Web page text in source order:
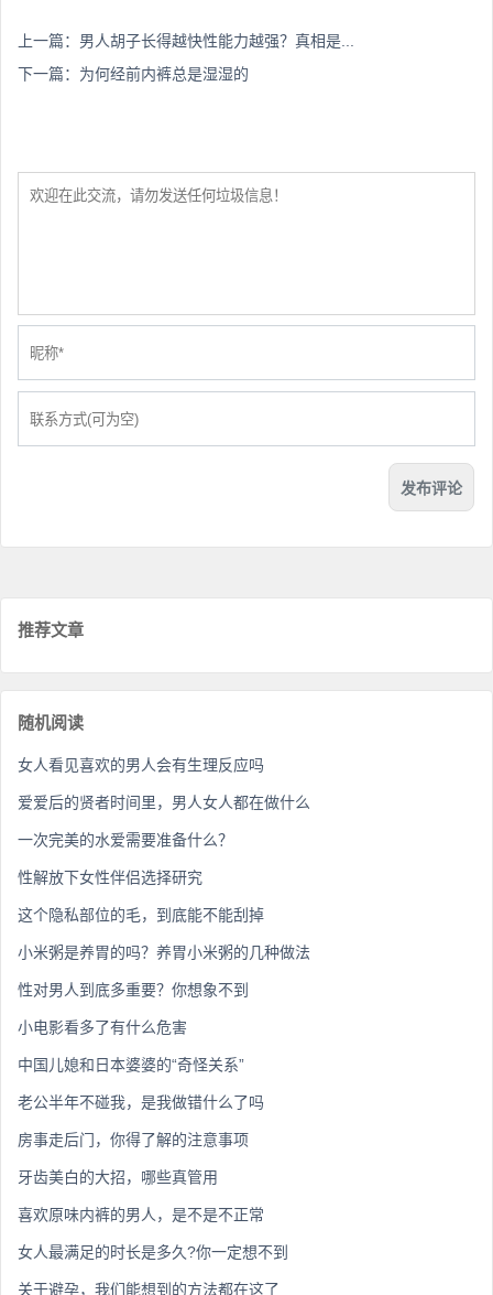
上一篇： 男人胡子长得越快性能力越强？真相是...
下一篇： 为何经前内裤总是湿湿的
推荐文章
随机阅读
女人看见喜欢的男人会有生理反应吗
爱爱后的贤者时间里，男人女人都在做什么
一次完美的水爱需要准备什么？
性解放下女性伴侣选择研究
这个隐私部位的毛，到底能不能刮掉
小米粥是养胃的吗？养胃小米粥的几种做法
性对男人到底多重要？你想象不到
小电影看多了有什么危害
中国儿媳和日本婆婆的“奇怪关系”
老公半年不碰我，是我做错什么了吗
房事走后门，你得了解的注意事项
牙齿美白的大招，哪些真管用
喜欢原味内裤的男人，是不是不正常
女人最满足的时长是多久?你一定想不到
关于避孕，我们能想到的方法都在这了